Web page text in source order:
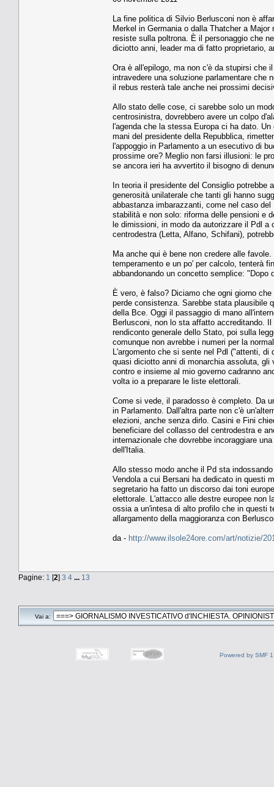
La fine politica di Silvio Berlusconi non è
Merkel in Germania o dalla Thatcher a
resiste sulla poltrona. È il personaggio che
diciotto anni, leader ma di fatto proprietario,
Ora è all'epilogo, ma non c'è da stupirsi che
intravedere una soluzione parlamentare che
il rebus resterà tale anche nei prossimi
Allo stato delle cose, ci sarebbe solo un
centrosinistra, dovrebbero avere un colpo
l'agenda che la stessa Europa ci ha dato.
mani del presidente della Repubblica,
l'appoggio in Parlamento a un esecutivo di
prossime ore? Meglio non farsi illusioni: le
se ancora ieri ha avvertito il bisogno di
In teoria il presidente del Consiglio
generosità unilaterale che tanti gli hanno
abbastanza imbarazzanti, come nel caso
stabilità e non solo: riforma delle pensioni e
le dimissioni, in modo da autorizzare il Pdl a
centrodestra (Letta, Alfano, Schifani),
Ma anche qui è bene non credere alle
temperamento e un po' per calcolo, tenterà
abbandonando un concetto semplice:
È vero, è falso? Diciamo che ogni giorno
perde consistenza. Sarebbe stata plausibile
della Bce. Oggi il passaggio di mano
Berlusconi, non lo sta affatto accreditando.
rendiconto generale dello Stato, poi sulla
comunque non avrebbe i numeri per la
L'argomento che si sente nel Pdl ("attenti,
quasi diciotto anni di monarchia assoluta,
contro e insieme al mio governo cadranno
volta io a preparare le liste elettorali.
Come si vede, il paradosso è completo. Da
in Parlamento. Dall'altra parte non c'è
elezioni, anche senza dirlo. Casini e Fini
beneficiare del collasso del centrodestra e
internazionale che dovrebbe incoraggiare
dell'Italia.
Allo stesso modo anche il Pd sta
Vendola a cui Bersani ha dedicato in questi
segretario ha fatto un discorso dai toni
elettorale. L'attacco alle destre europee non
ossia a un'intesa di alto profilo che in questi
allargamento della maggioranza con
da - http://www.ilsole24ore.com/art/notizie/
Pagine: 1 [2] 3 4 ... 13
Vai a:
Powered by SMF